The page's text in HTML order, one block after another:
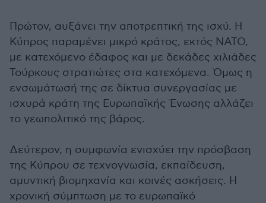
Πρώτον, αυξάνει την αποτρεπτική της ισχύ. Η
Κύπρος παραμένει μικρό κράτος, εκτός ΝΑΤΟ,
με κατεχόμενο έδαφος και με δεκάδες χιλιάδες
Τούρκους στρατιώτες στα κατεχόμενα. Όμως η
ενσωμάτωσή της σε δίκτυα συνεργασίας με
ισχυρά κράτη της Ευρωπαϊκής Ένωσης αλλάζει
το γεωπολιτικό της βάρος.
Δεύτερον, η συμφωνία ενισχύει την πρόσβαση
της Κύπρου σε τεχνογνωσία, εκπαίδευση,
αμυντική βιομηχανία και κοινές ασκήσεις. Η
χρονική σύμπτωση με το ευρωπαϊκό